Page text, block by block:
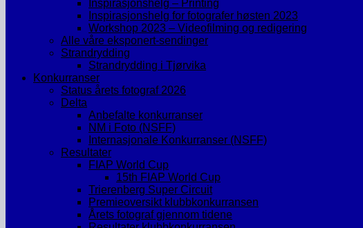
Inspirasjonshelg – Printing
Inspirasjonshelg for fotografer høsten 2023
Workshop 2023 – Videofilming og redigering
Alle våre eksponert-sendinger
Strandrydding
Strandrydding i Tjørvika
Konkurranser
Status årets fotograf 2026
Delta
Anbefalte konkurranser
NM i Foto (NSFF)
Internasjonale Konkurranser (NSFF)
Resultater
FIAP World Cup
15th FIAP World Cup
Trierenberg Super Circuit
Premieoversikt klubbkonkurransen
Årets fotograf gjennom tidene